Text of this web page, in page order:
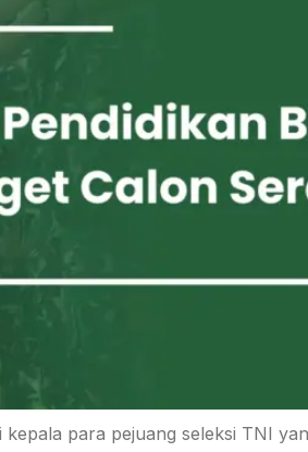
para pejuang seleksi TNI